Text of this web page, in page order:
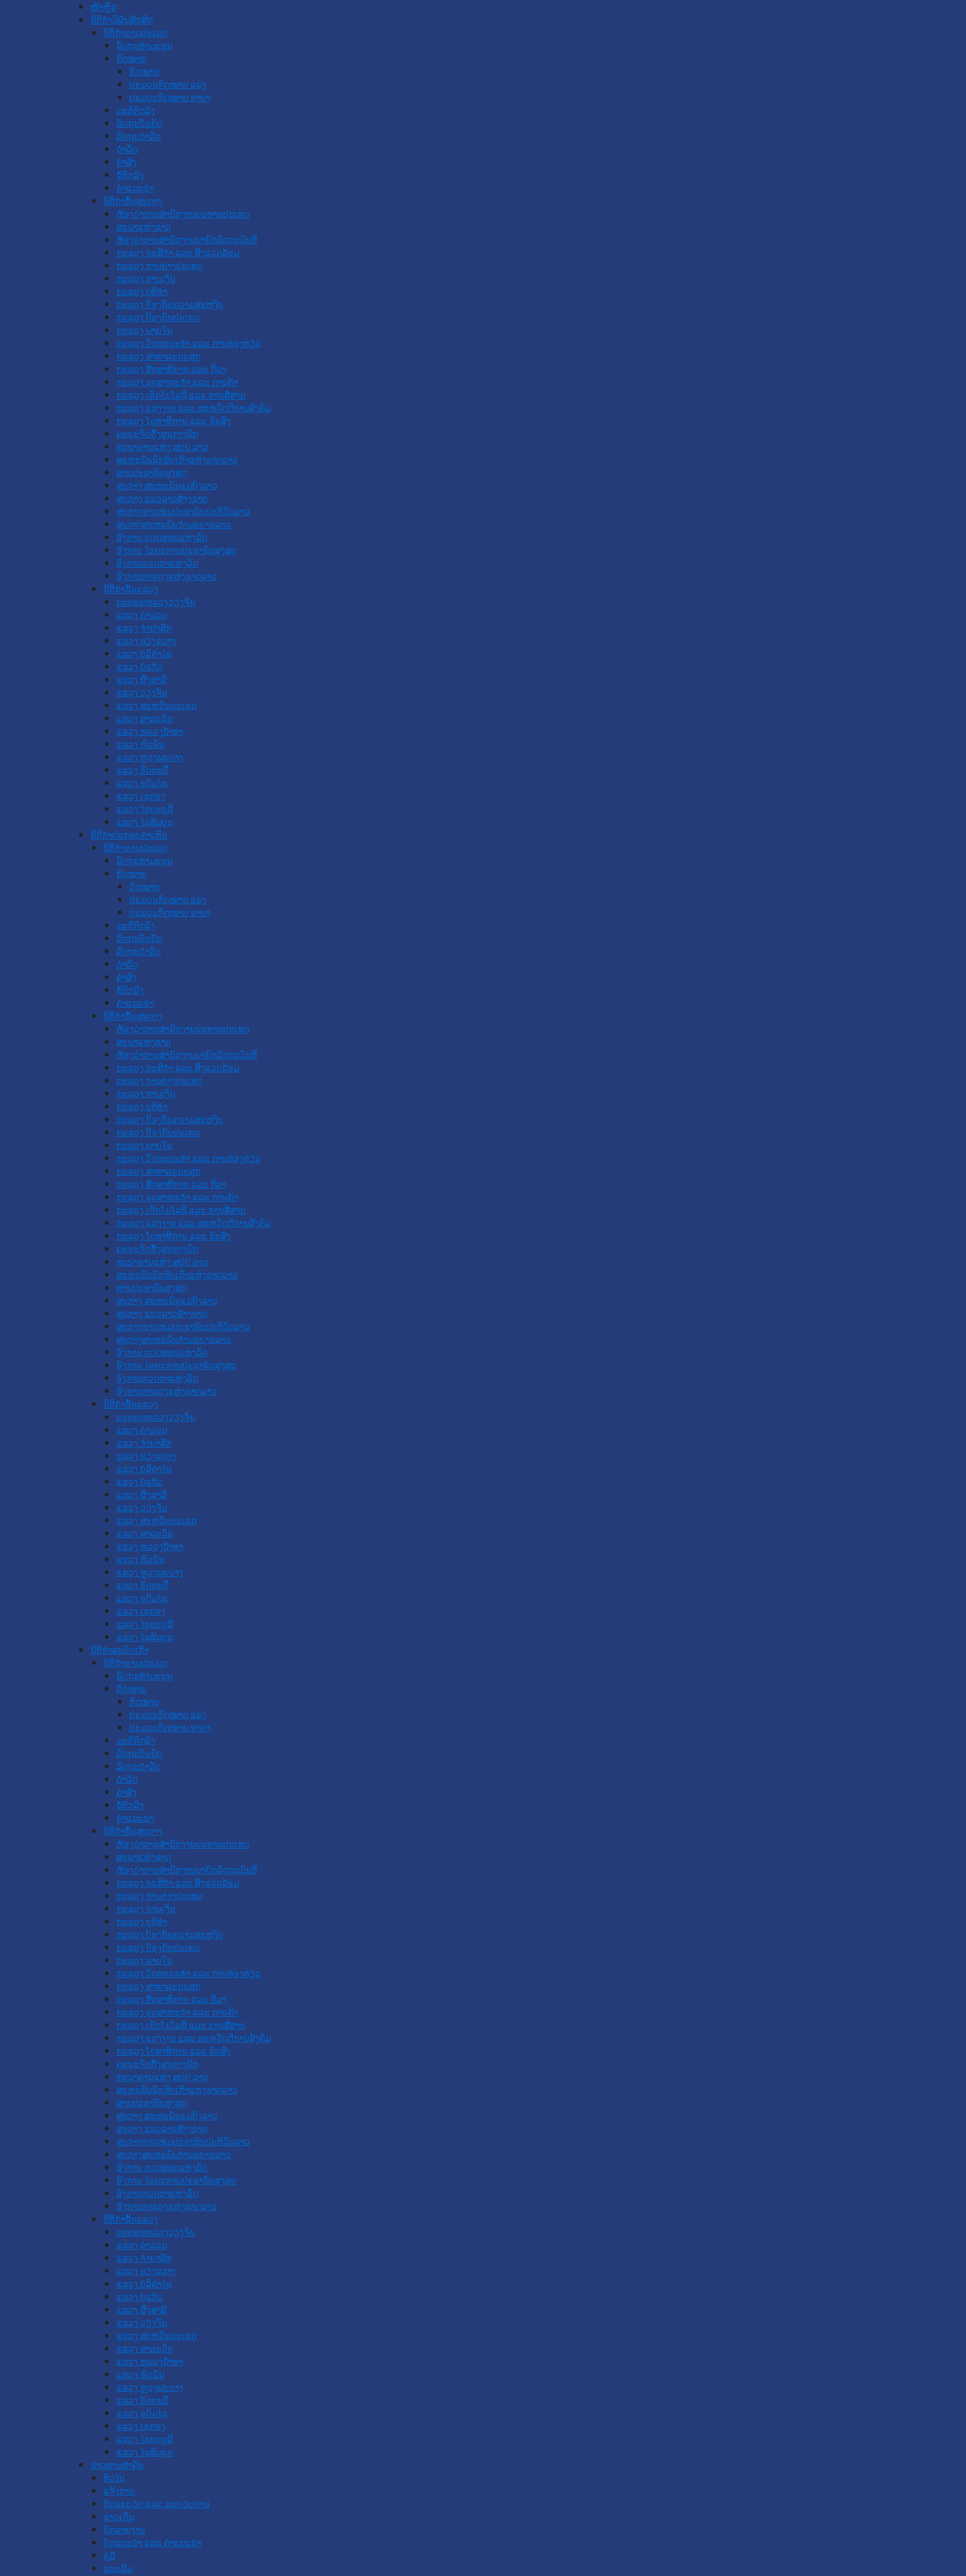
ໜ້າຫຼັກ
ນິຕິກໍາມີຜົນສັກສິດ
ນິຕິກໍາຕາມປະເພດ
ລັດຖະທໍາມະນູນ
ກົດໝາຍ
ກົດໝາຍ
ປະມວນກົດໝາຍ ແພ່ງ
ປະມວນກົດໝາຍ ອາຍາ
ມະຕິຕົກລົງ
ລັດຖະບັນຍັດ
ລັດຖະດໍາລັດ
ດໍາລັດ
ຄໍາສັ່ງ
ຂໍ້ຕົກລົງ
ຄໍາແນະນໍາ
ນິຕິກໍາຂັ້ນສູນກາງ
ຫ້ອງວ່າການສໍານັກງານປະທານປະເທດ
ສະພາແຫ່ງຊາດ
ຫ້ອງວ່າການສຳນັກງານນາຍົກລັດຖະມົນຕີ
ກະຊວງ ກະສິກຳ ແລະ ສິ່ງແວດລ້ອມ
ກະຊວງ ການຕ່າງປະເທດ
ກະຊວງ ການເງິນ
ກະຊວງ ຍຸຕິທໍາ
ກະຊວງ ປ້ອງກັນຄວາມສະຫງົບ
ກະຊວງ ປ້ອງກັນປະເທດ
ກະຊວງ ພາຍໃນ
ກະຊວງ ວັດທະນະທຳ ແລະ ການທ່ອງທ່ຽວ
ກະຊວງ ສາທາລະນະສຸກ
ກະຊວງ ສຶກສາທິການ ແລະ ກິລາ
ກະຊວງ ອຸດສາຫະກຳ ແລະ ການຄ້າ
ກະຊວງ ເຕັກໂນໂລຊີ ແລະ ການສື່ສານ
ກະຊວງ ແຮງງານ ແລະ ສະຫວັດດີການສັງຄົມ
ກະຊວງ ໂຍທາທິການ ແລະ ຂົນສົ່ງ
ຄະນະຈັດຕັ້ງສູນກາງພັກ
ທະນາຄານແຫ່ງ ສປປ ລາວ
ສະຫະພັນນັກຮົບເກົ່າແຫ່ງຊາດລາວ
ສານປະຊາຊົນສູງສຸດ
ສູນກາງ ສະຫະພັນແມ່ຍິງລາວ
ສູນກາງ ແນວລາວສ້າງຊາດ
ສູນກາງຊາວໜຸ່ມປະຊາຊົນປະຕິວັດລາວ
ສູນກາງສະຫະພັນກຳມະບານລາວ
ອົງການ ກວດສອບແຫ່ງລັດ
ອົງການ ໄອຍະການປະຊາຊົນສູງສຸດ
ອົງການກວດກາແຫ່ງລັດ
ອົງການກາແດງແຫ່ງຊາດລາວ
ນິຕິກໍາຂັ້ນແຂວງ
ນະ​ຄອນ​ຫລວງວຽງຈັນ
ແຂວງ ຄໍາມ່ວນ
ແຂວງ ຈໍາປາສັກ
ແຂວງ ຊຽງຂວາງ
ແຂວງ ບໍລິຄໍາໄຊ
ແຂວງ ບໍ່ແກ້ວ
ແຂວງ ຜົ້ງສາລີ
ແຂວງ ວຽງຈັນ
ແຂວງ ສະຫວັນນະເຂດ
ແຂວງ ສາລະວັນ
ແຂວງ ຫລວງນໍ້າທາ
ແຂວງ ຫົວພັນ
ແຂວງ ຫຼວງພະບາງ
ແຂວງ ອັດຕະປື
ແຂວງ ອຸດົມໄຊ
ແຂວງ ເຊກອງ
ແຂວງ ໄຊຍະບູລີ
ແຂວງ ໄຊສົມບູນ
ນິຕິກໍາປະກອບຄໍາເຫັນ
ນິຕິກໍາຕາມປະເພດ
ລັດຖະທໍາມະນູນ
ກົດໝາຍ
ກົດໝາຍ
ປະມວນກົດໝາຍ ແພ່ງ
ປະມວນກົດໝາຍ ອາຍາ
ມະຕິຕົກລົງ
ລັດຖະບັນຍັດ
ລັດຖະດໍາລັດ
ດໍາລັດ
ຄໍາສັ່ງ
ຂໍ້ຕົກລົງ
ຄໍາແນະນໍາ
ນິຕິກຳຂັ້ນສູນກາງ
ຫ້ອງວ່າການສໍານັກງານປະທານປະເທດ
ສະພາແຫ່ງຊາດ
ຫ້ອງວ່າການສຳນັກງານນາຍົກລັດຖະມົນຕີ
ກະຊວງ ກະສິກຳ ແລະ ສິ່ງແວດລ້ອມ
ກະຊວງ ການຕ່າງປະເທດ
ກະຊວງ ການເງິນ
ກະຊວງ ຍຸຕິທໍາ
ກະຊວງ ປ້ອງກັນຄວາມສະຫງົບ
ກະຊວງ ປ້ອງກັນປະເທດ
ກະຊວງ ພາຍໃນ
ກະຊວງ ວັດທະນະທຳ ແລະ ການທ່ອງທ່ຽວ
ກະຊວງ ສາທາລະນະສຸກ
ກະຊວງ ສຶກສາທິການ ແລະ ກິລາ
ກະຊວງ ອຸດສາຫະກຳ ແລະ ການຄ້າ
ກະຊວງ ເຕັກໂນໂລຊີ ແລະ ການສື່ສານ
ກະຊວງ ແຮງງານ ແລະ ສະຫວັດດີການສັງຄົມ
ກະຊວງ ໂຍທາທິການ ແລະ ຂົນສົ່ງ
ຄະນະຈັດຕັ້ງສູນກາງພັກ
ທະນາຄານແຫ່ງ ສປປ ລາວ
ສະຫະພັນນັກຮົບເກົ່າແຫ່ງຊາດລາວ
ສານປະຊາຊົນສູງສຸດ
ສູນກາງ ສະຫະພັນແມ່ຍິງລາວ
ສູນກາງ ແນວລາວສ້າງຊາດ
ສູນກາງຊາວໜຸ່ມປະຊາຊົນປະຕິວັດລາວ
ສູນກາງສະຫະພັນກຳມະບານລາວ
ອົງການ ກວດສອບແຫ່ງລັດ
ອົງການ ໄອຍະການປະຊາຊົນສູງສຸດ
ອົງການກວດກາແຫ່ງລັດ
ອົງການກາແດງແຫ່ງຊາດລາວ
ນິຕິກໍາຂັ້ນແຂວງ
ນະ​ຄອນ​ຫລວງວຽງຈັນ
ແຂວງ ຄໍາມ່ວນ
ແຂວງ ຈໍາປາສັກ
ແຂວງ ຊຽງຂວາງ
ແຂວງ ບໍລິຄໍາໄຊ
ແຂວງ ບໍ່ແກ້ວ
ແຂວງ ຜົ້ງສາລີ
ແຂວງ ວຽງຈັນ
ແຂວງ ສະຫວັນນະເຂດ
ແຂວງ ສາລະວັນ
ແຂວງ ຫລວງນໍ້າທາ
ແຂວງ ຫົວພັນ
ແຂວງ ຫຼວງພະບາງ
ແຂວງ ອັດຕະປື
ແຂວງ ອຸດົມໄຊ
ແຂວງ ເຊກອງ
ແຂວງ ໄຊຍະບູລີ
ແຂວງ ໄຊສົມບູນ
ນິຕິກໍາສະບັບເກົ່າ
ນິຕິກຳຕາມປະເພດ
ລັດຖະທໍາມະນູນ
ກົດໝາຍ
ກົດໝາຍ
ປະມວນກົດໝາຍ ແພ່ງ
ປະມວນກົດໝາຍ ອາຍາ
ມະຕິຕົກລົງ
ລັດຖະບັນຍັດ
ລັດຖະດໍາລັດ
ດໍາລັດ
ຄໍາສັ່ງ
ຂໍ້ຕົກລົງ
ຄໍາແນະນໍາ
ນິຕິກໍາຂັ້ນສູນກາງ
ຫ້ອງວ່າການສໍານັກງານປະທານປະເທດ
ສະພາແຫ່ງຊາດ
ຫ້ອງວ່າການສຳນັກງານນາຍົກລັດຖະມົນຕີ
ກະຊວງ ກະສິກຳ ແລະ ສິ່ງແວດລ້ອມ
ກະຊວງ ການຕ່າງປະເທດ
ກະຊວງ ການເງິນ
ກະຊວງ ຍຸຕິທໍາ
ກະຊວງ ປ້ອງກັນຄວາມສະຫງົບ
ກະຊວງ ປ້ອງກັນປະເທດ
ກະຊວງ ພາຍໃນ
ກະຊວງ ວັດທະນະທຳ ແລະ ການທ່ອງທ່ຽວ
ກະຊວງ ສາທາລະນະສຸກ
ກະຊວງ ສຶກສາທິການ ແລະ ກິລາ
ກະຊວງ ອຸດສາຫະກຳ ແລະ ການຄ້າ
ກະຊວງ ເຕັກໂນໂລຊີ ແລະ ການສື່ສານ
ກະຊວງ ແຮງງານ ແລະ ສະຫວັດດີການສັງຄົມ
ກະຊວງ ໂຍທາທິການ ແລະ ຂົນສົ່ງ
ຄະນະຈັດຕັ້ງສູນກາງພັກ
ທະນາຄານແຫ່ງ ສປປ ລາວ
ສະຫະພັນນັກຮົບເກົ່າແຫ່ງຊາດລາວ
ສານປະຊາຊົນສູງສຸດ
ສູນກາງ ສະຫະພັນແມ່ຍິງລາວ
ສູນກາງ ແນວລາວສ້າງຊາດ
ສູນກາງຊາວໜຸ່ມປະຊາຊົນປະຕິວັດລາວ
ສູນກາງສະຫະພັນກຳມະບານລາວ
ອົງການ ກວດສອບແຫ່ງລັດ
ອົງການ ໄອຍະການປະຊາຊົນສູງສຸດ
ອົງການກວດກາແຫ່ງລັດ
ອົງການກາແດງແຫ່ງຊາດລາວ
ນິຕິກໍາຂັ້ນແຂວງ
ນະ​ຄອນ​ຫລວງວຽງຈັນ
ແຂວງ ຄໍາມ່ວນ
ແຂວງ ຈໍາປາສັກ
ແຂວງ ຊຽງຂວາງ
ແຂວງ ບໍລິຄໍາໄຊ
ແຂວງ ບໍ່ແກ້ວ
ແຂວງ ຜົ້ງສາລີ
ແຂວງ ວຽງຈັນ
ແຂວງ ສະຫວັນນະເຂດ
ແຂວງ ສາລະວັນ
ແຂວງ ຫລວງນໍ້າທາ
ແຂວງ ຫົວພັນ
ແຂວງ ຫຼວງພະບາງ
ແຂວງ ອັດຕະປື
ແຂວງ ອຸດົມໄຊ
ແຂວງ ເຊກອງ
ແຂວງ ໄຊຍະບູລີ
ແຂວງ ໄຊສົມບູນ
ຂ່າວສານສໍາຄັນ
​ທົ່ວ​ໄປ
ແຈ້ງການ
ກົດລະບຽບ ແລະ ລະບຽບການ
ຂ່າວເດັ່ນ
ບົດລາຍງານ
ບົດແນະນໍາ ແລະ ຄໍາແນະນໍາ
ຄູ່ມື
ແບບພີມ